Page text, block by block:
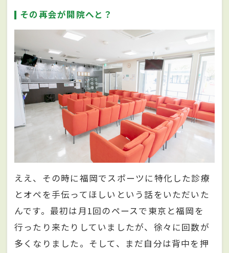
その再会が開院へと？
ええ、その時に福岡でスポーツに特化した診療
とオペを手伝ってほしいという話をいただいた
んです。最初は月1回のペースで東京と福岡を
行ったり来たりしていましたが、徐々に回数が
多くなりました。そして、まだ自分は背中を押